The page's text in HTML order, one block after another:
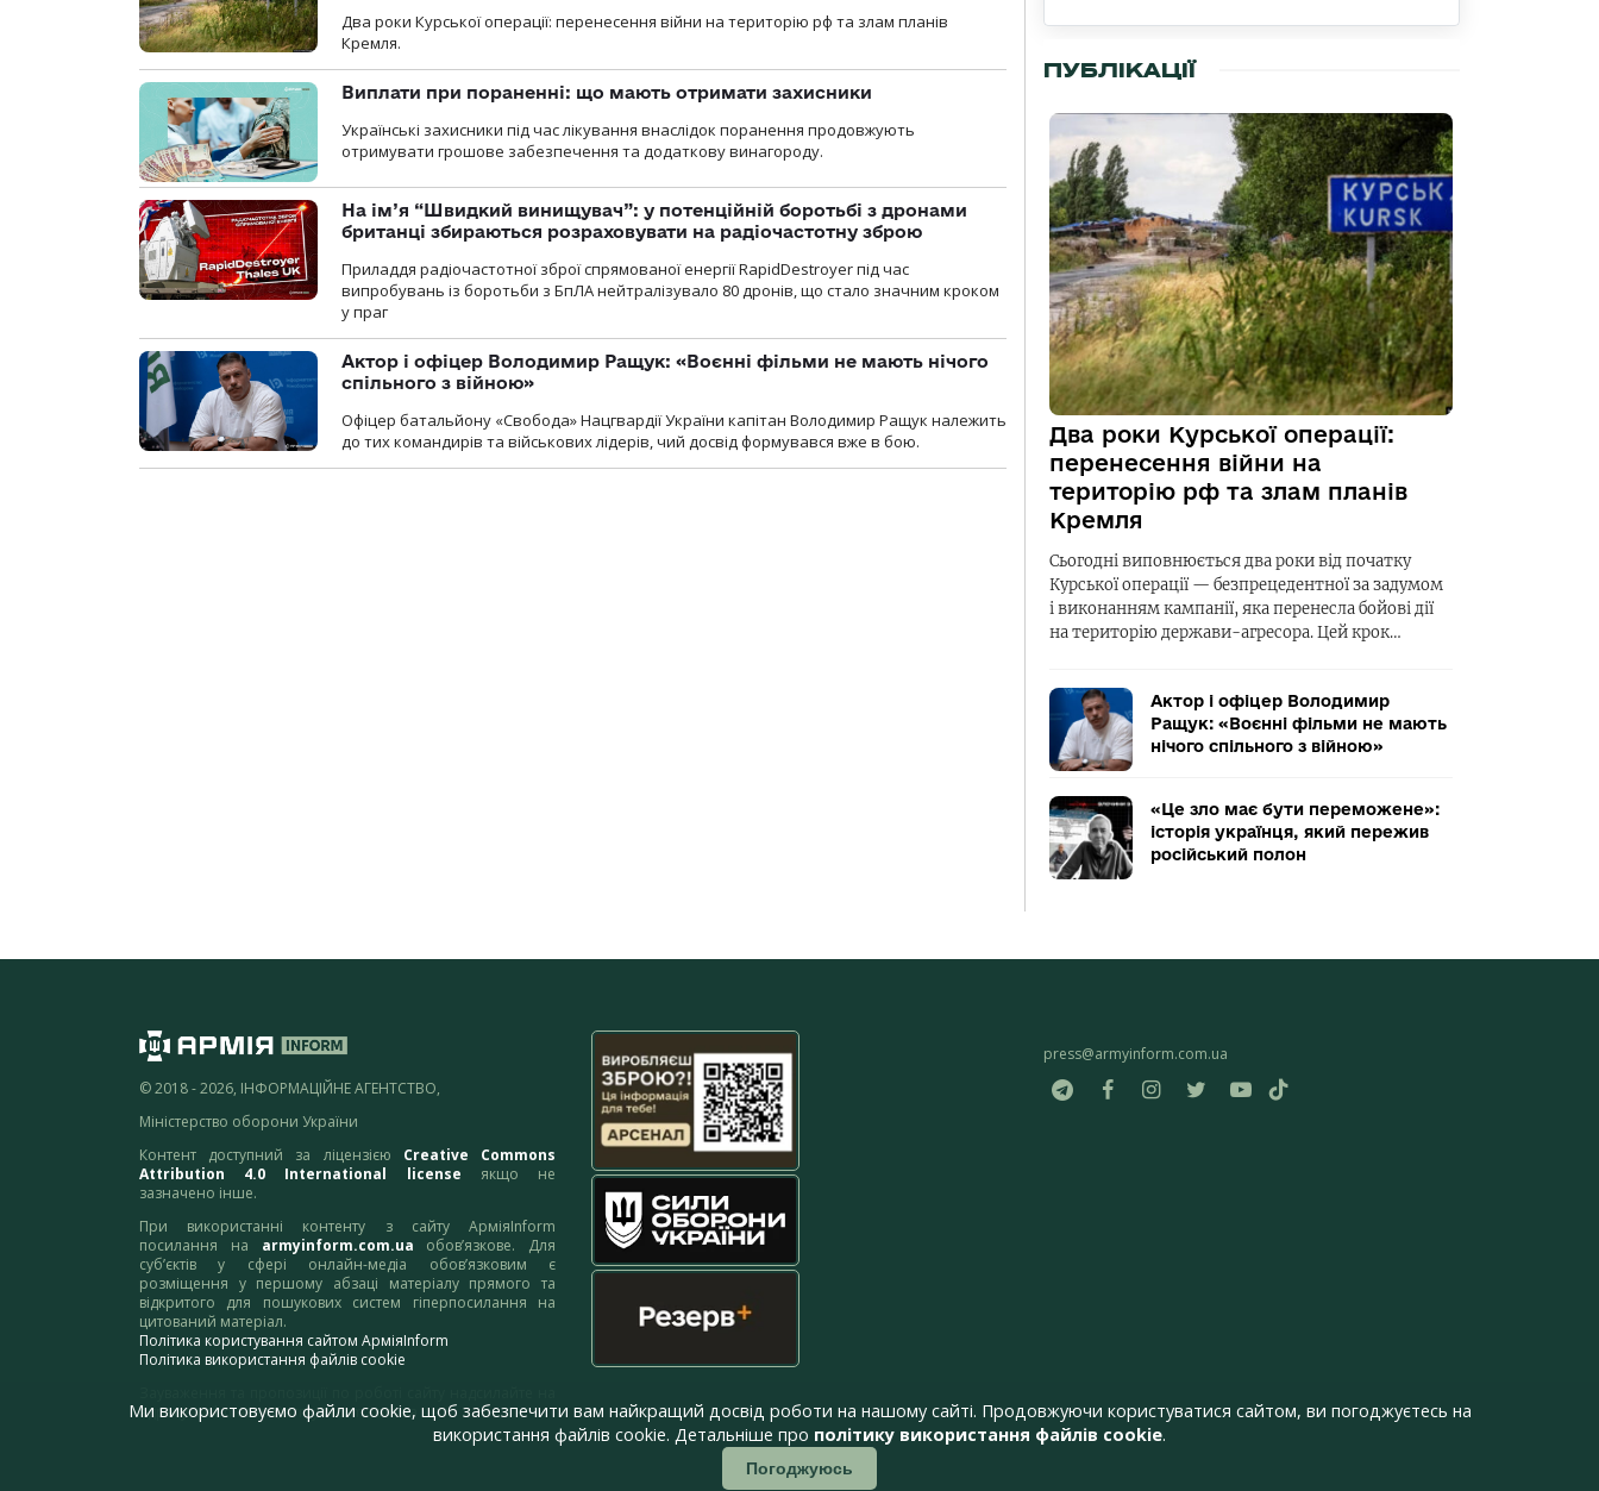
Два роки Курської операції: перенесення війни на територію рф та злам планів
Кремля.
Виплати при пораненні: що мають отримати захисники
Українські захисники під час лікування внаслідок поранення продовжують
отримувати грошове забезпечення та додаткову винагороду.
На ім’я “Швидкий винищувач”: у потенційній боротьбі з дронами
британці збираються розраховувати на радіочастотну зброю
Приладдя радіочастотної зброї спрямованої енергії RapidDestroyer під час
випробувань із боротьби з БпЛА нейтралізувало 80 дронів, що стало значним кроком
у праг
Актор і офіцер Володимир Ращук: «Воєнні фільми не мають нічого
спільного з війною»
Офіцер батальйону «Свобода» Нацгвардії України капітан Володимир Ращук належить
до тих командирів та військових лідерів, чий досвід формувався вже в бою.
ПУБЛІКАЦІЇ
Два роки Курської операції:
перенесення війни на
територію рф та злам планів
Кремля
Сьогодні виповнюється два роки від початку
Курської операції — безпрецедентної за задумом
і виконанням кампанії, яка перенесла бойові дії
на територію держави-агресора. Цей крок…
Актор і офіцер Володимир
Ращук: «Воєнні фільми не мають
нічого спільного з війною»
«Це зло має бути переможене»:
історія українця, який пережив
російський полон
© 2018 - 2026, ІНФОРМАЦІЙНЕ АГЕНТСТВО,
Міністерство оборони України
Контент доступний за ліцензією Creative Commons
Attribution 4.0 International license якщо не
зазначено інше.
При використанні контенту з сайту АрміяInform
посилання на armyinform.com.ua обов’язкове. Для
суб’єктів у сфері онлайн-медіа обов’язковим є
розміщення у першому абзаці матеріалу прямого та
відкритого для пошукових систем гіперпосилання на
цитований матеріал.
Політика користування сайтом АрміяInform
Політика використання файлів cookie
адресу:webmaster@armyinform.com.ua
press@armyinform.com.ua
Ми використовуємо файли cookie, щоб забезпечити вам найкращий досвід роботи на нашому сайті. Продовжуючи користуватися сайтом, ви погоджуєтесь на
використання файлів cookie. Детальніше про політику використання файлів cookie.
Погоджуюсь